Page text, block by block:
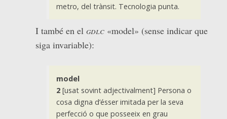
metro, del trànsit. Tecnologia punta.
I també en el gdlc «model» (sense indicar que
siga invariable):
model
2[usat sovint adjectivalment] Persona o
cosa digna d’ésser imitada per la seva
perfecció o que posseeix en grau